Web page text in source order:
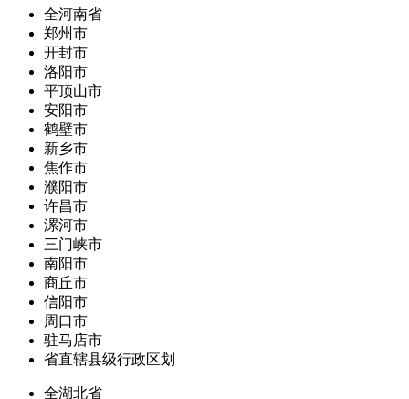
全河南省
郑州市
开封市
洛阳市
平顶山市
安阳市
鹤壁市
新乡市
焦作市
濮阳市
许昌市
漯河市
三门峡市
南阳市
商丘市
信阳市
周口市
驻马店市
省直辖县级行政区划
全湖北省